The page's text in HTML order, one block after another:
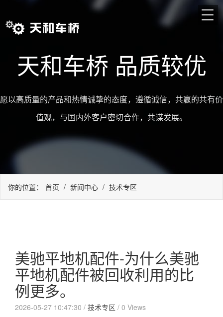
天和车桥 品质较优
愿以高质量的产品和热情诚挚的态度，遵循诚信，共赢的共有价
值观，与国内外客户密切合作，共谋发展。
你的位置： 首页 / 新闻中心 / 技术专区
美驰平地机配件-为什么美驰
平地机配件被回收利用的比
例更多。
2026-05-27 10:47:30 / 技术专区 / 0 Views